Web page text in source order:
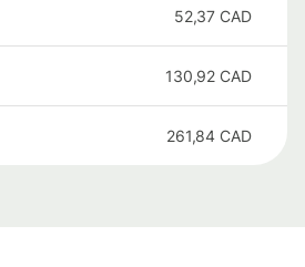
52,37 CAD
130,92 CAD
261,84 CAD